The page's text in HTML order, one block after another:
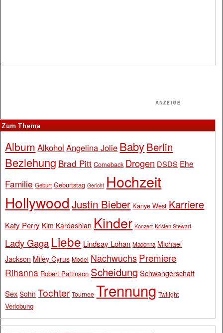
Zum Thema
Album Alkohol Angelina Jolie BabyBerlin
Beziehung Brad Pitt Comeback Drogen DSDS Ehe
Familie Geburt Geburtstag Gericht Hochzeit
Hollywood Justin Bieber Kanye West Karriere
Katy Perry Kim Kardashian Kinder Konzert Kristen Stewart
Lady Gaga Liebe Lindsay Lohan Madonna Michael
Jackson Miley Cyrus Model Nachwuchs Premiere
Rihanna Robert Pattinson Scheidung Schwangerschaft
Sex Sohn Tochter Tournee Trennung Twilight
Verlobung